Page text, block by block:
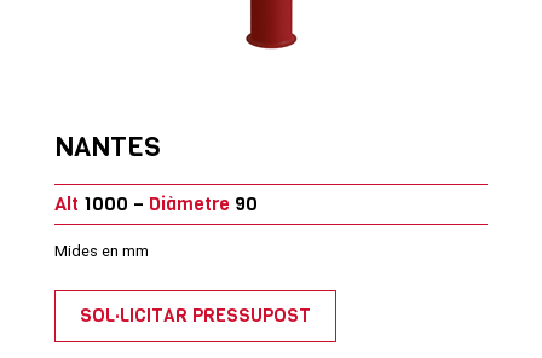
NANTES
Alt 1000 – Diàmetre 90
Mides en mm
SOL·LICITAR PRESSUPOST